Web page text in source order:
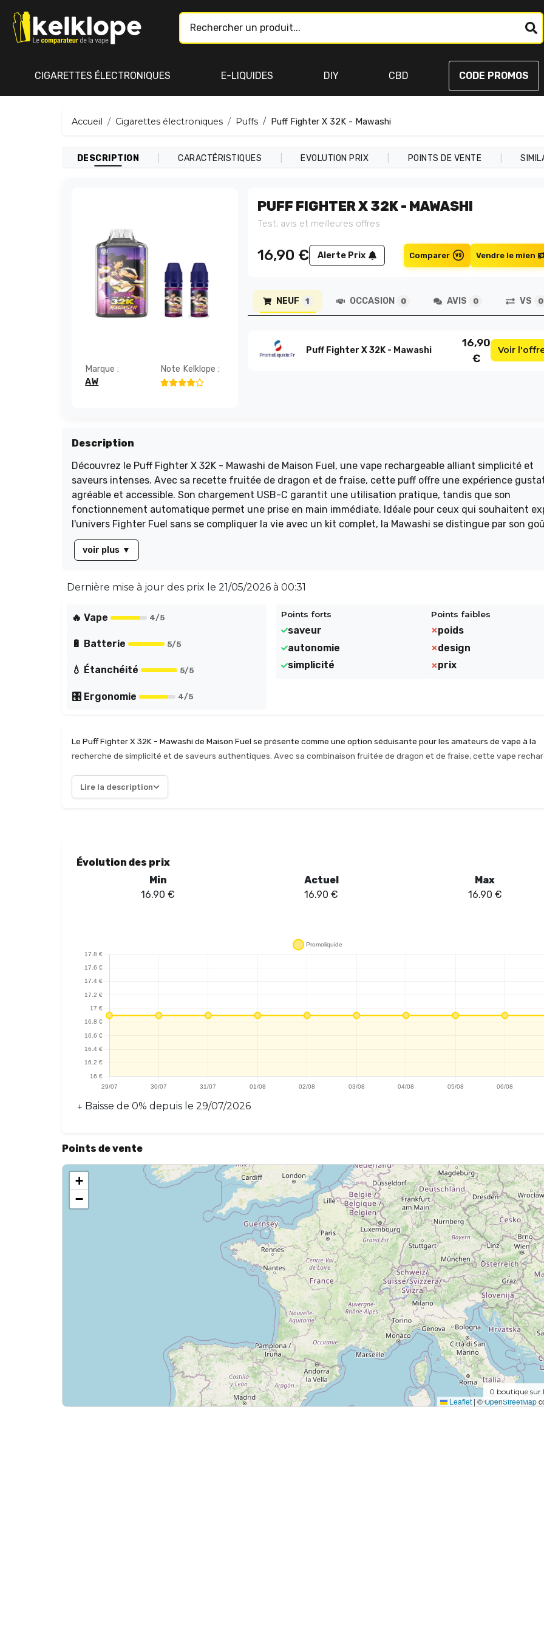
CIGARETTES ÉLECTRONIQUES E-LIQUIDES DIY CBD CODE PROMOS
Accueil Cigarettes électroniques Puffs Puff Fighter X 32K - Mawashi
DESCRIPTION CARACTÉRISTIQUES EVOLUTION PRIX POINTS DE VENTE
Marque :
AW
Note Kelklope :
PUFF FIGHTER X 32K - MAWASHI
Test, avis et meilleures offres
16,90 € Alerte Prix Comparer Vendre le mien
NEUF 1 OCCASION 0 AVIS 0 VS 0
Puff Fighter X 32K - Mawashi
16,90
€
Voir
Description
Découvrez le Puff Fighter X 32K - Mawashi de Maison Fuel, une vape rechargeable alliant simplicité et
saveurs intenses. Avec sa recette fruitée de dragon et de fraise, cette puff offre une expérience
agréable et accessible. Son chargement USB-C garantit une utilisation pratique, tandis que son
fonctionnement automatique permet une prise en main immédiate. Idéale pour ceux qui souhaitent
l'univers Fighter Fuel sans se compliquer la vie avec un kit complet, la Mawashi se distingue par son
direct et reconnaissable. Optez pour une vape rechargeable avec une autonomie prolongée et savourez
chaque instant.
voir plus ▼
Dernière mise à jour des prix le 21/05/2026 à 00:31
🔥 Vape 4/5
🔋 Batterie 5/5
💧 Étanchéité 5/5
🎛️ Ergonomie 4/5
Points forts
saveur
autonomie
simplicité
Points faibles
poids
design
prix
Le Puff Fighter X 32K - Mawashi de Maison Fuel se présente comme une option séduisante pour les amateurs de vape à la
recherche de simplicité et de saveurs authentiques. Avec sa combinaison fruitée de dragon et de fraise, cette vape
douce et savoureuse, idéale pour les utilisateurs novices comme pour les vapoteurs expérimentés. Le chargement USB-C
atout indéniable, garantissant une recharge rapide et pratique, tandis que le fonctionnement automatique facilite une
interruptions fréquentes. En somme, cette puff rechargeable allie performance et praticité, répondant ainsi aux attentes
Lire la description
Évolution des prix
Min
16.90 €
Actuel
16.90 €
Max
16.90 €
↓ Baisse de 0% depuis le 29/07/2026
Points de vente
+
−
Leaflet | ©OpenStreetMap
0 boutique sur